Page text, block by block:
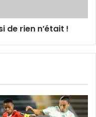
de rien n’était !